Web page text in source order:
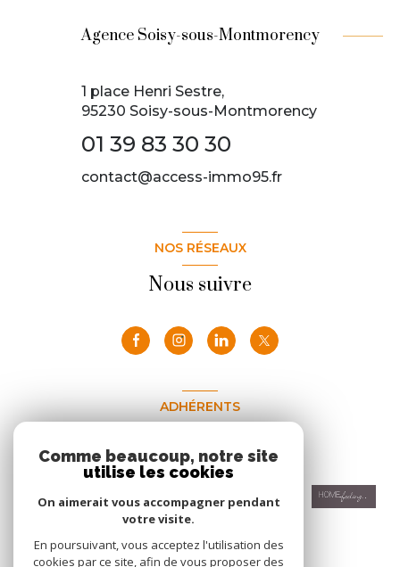
Agence Soisy-sous-Montmorency
1 place Henri Sestre,
95230 Soisy-sous-Montmorency
01 39 83 30 30
contact@access-immo95.fr
NOS RÉSEAUX
Nous suivre
ADHÉRENTS
Nous adhérons
Comme beaucoup, notre site
utilise les cookies
On aimerait vous accompagner pendant
votre visite.
En poursuivant, vous acceptez l'utilisation des
cookies par ce site, afin de vous proposer des